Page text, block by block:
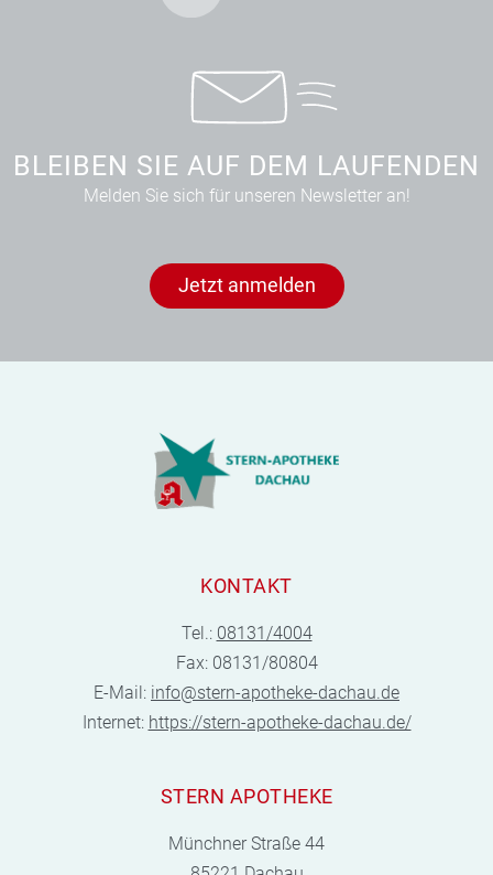
BLEIBEN SIE AUF DEM LAUFENDEN
Melden Sie sich für unseren Newsletter an!
Jetzt anmelden
KONTAKT
Tel.: 08131/4004
Fax: 08131/80804
E-Mail: info@stern-apotheke-dachau.de
Internet: https://stern-apotheke-dachau.de/
STERN APOTHEKE
Münchner Straße 44